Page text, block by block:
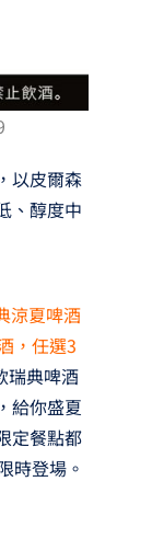
以皮爾森
、醇度中
涼夏啤酒
，任選3
瑞典啤酒
給你盛夏
定餐點都
時登場。